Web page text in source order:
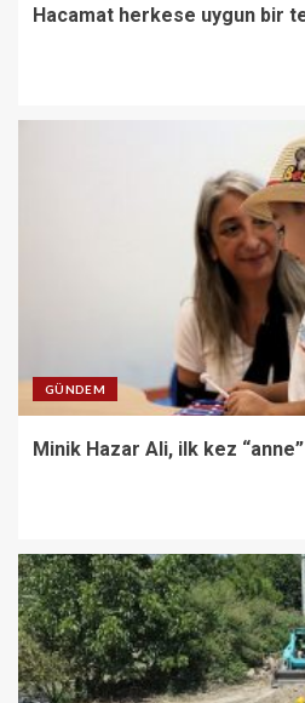
Hacamat herkese uygun bir
GÜNDEM
Minik Hazar Ali, ilk kez